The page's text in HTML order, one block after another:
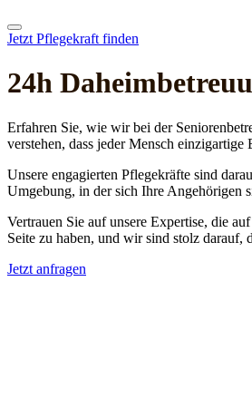
Jetzt Pflegekraft finden
24h
Erfahren Sie, wie wir bei der
verstehen, dass jeder Mensch
Unsere engagierten Pflegekräfte sind
Umgebung, in der sich Ihre Angehörigen
Vertrauen Sie auf unsere Expertise, die
Seite zu haben, und wir sind stolz darauf,
Jetzt anfragen